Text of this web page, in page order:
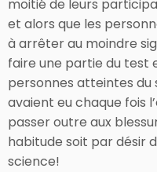
moitié de leurs
et alors que les
à arrêter au moindre
faire une partie du test
personnes atteintes du
avaient eu chaque fois
passer outre aux
habitude soit par désir
science!